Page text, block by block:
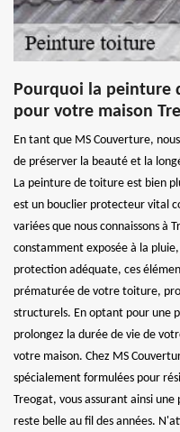
Pourquoi la peinture
pour votre maison
En tant que MS Couverture,
de préserver la beauté et la
La peinture de toiture est bien
est un bouclier protecteur vital
variées que nous connaissons à
constamment exposée à la
protection adéquate, ces
prématurée de votre toiture,
structurels. En optant pour une
prolongez la durée de vie de
votre maison. Chez MS
spécialement formulées pour
Treogat, vous assurant ainsi
reste belle au fil des années.